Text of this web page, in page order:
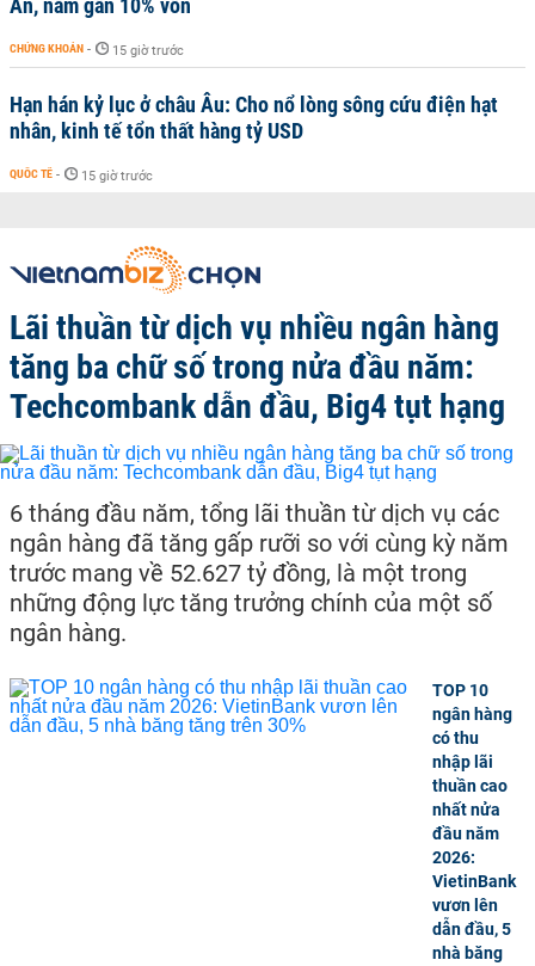
An, nắm gần 10% vốn
CHỨNG KHOÁN - 15 giờ trước
Hạn hán kỷ lục ở châu Âu: Cho nổ lòng sông cứu điện hạt
nhân, kinh tế tổn thất hàng tỷ USD
QUỐC TẾ - 15 giờ trước
Lãi thuần từ dịch vụ nhiều ngân hàng
tăng ba chữ số trong nửa đầu năm:
Techcombank dẫn đầu, Big4 tụt hạng
6 tháng đầu năm, tổng lãi thuần từ dịch vụ các
ngân hàng đã tăng gấp rưỡi so với cùng kỳ năm
trước mang về 52.627 tỷ đồng, là một trong
những động lực tăng trưởng chính của một số
ngân hàng.
TOP 10
ngân hàng
có thu
nhập lãi
thuần cao
nhất nửa
đầu năm
2026:
VietinBank
vươn lên
dẫn đầu, 5
nhà băng